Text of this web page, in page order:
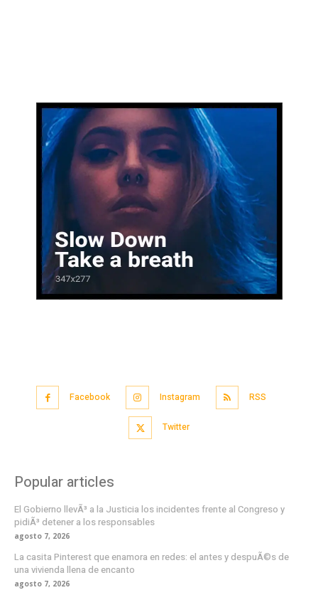
Facebook Instagram RSS
Twitter
Popular articles
El Gobierno llevÃ³ a la Justicia los incidentes frente al Congreso y
pidiÃ³ detener a los responsables
agosto 7, 2026
La casita Pinterest que enamora en redes: el antes y despuÃ©s de
una vivienda llena de encanto
agosto 7, 2026